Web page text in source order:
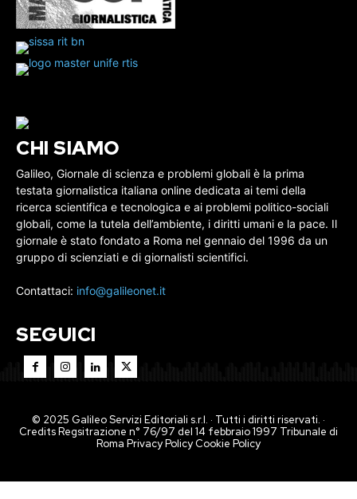
CHI SIAMO
Galileo, Giornale di scienza e problemi globali è la prima
testata giornalistica italiana online dedicata ai temi della
ricerca scientifica e tecnologica e ai problemi politico-sociali
globali, come la tutela dell’ambiente, i diritti umani e la pace. Il
giornale è stato fondato a Roma nel gennaio del 1996 da un
gruppo di scienziati e di giornalisti scientifici.
Contattaci: info@galileonet.it
SEGUICI
© 2025 Galileo Servizi Editoriali s.r.l. · Tutti i diritti riservati. ·
Credits Regsitrazione n° 76/97 del 14 febbraio 1997 Tribunale di
Roma Privacy PolicyCookie Policy